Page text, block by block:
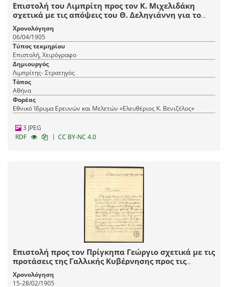
Επιστολή του Λιμπρίτη προς τον Κ. Μιχελιδάκη
σχετικά με τις απόψεις του Θ. Δεληγιάννη για το
ζήτημα της ένωσης της Κρήτης.
Χρονολόγηση
06/04/1905
Τύπος τεκμηρίου
Επιστολή, Χειρόγραφο
Δημιουργός
Λιμπρίτης- Στρατηγός
Τόπος
Αθήνα
Φορέας
Εθνικό Ίδρυμα Ερευνών και Μελετών «Ελευθέριος Κ. Βενιζέλος»
3 JPEG
RDF
| CC BY-NC 4.0
Επιστολή προς τον Πρίγκηπα Γεώργιο σχετικά με τις
προτάσεις της Γαλλικής Κυβέρνησης προς τις
Μεγάλες Δυνάμεις για την επίλυση του κρητικού
ζητήματος.
Χρονολόγηση
15-28/02/1905